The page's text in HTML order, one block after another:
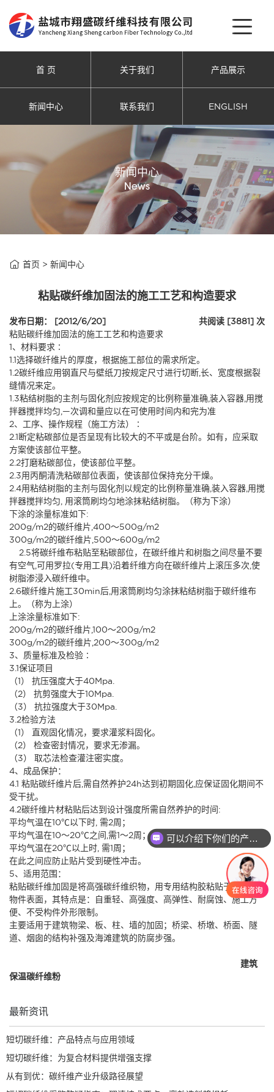
首 页 关于我们 产品展示
新闻中心 联系我们 ENGLISH
新闻中心
News
 首页 > 新闻中心
粘贴碳纤维加固法的施工工艺和构造要求
发布日期： [2012/6/20]
共阅读 [3881] 次
粘贴碳纤维加固法的施工工艺和构造要求
1、材料要求∶
1.1选择碳纤维片的厚度，根据施工部位的需求所定。
1.2碳纤维应用钢直尺与壁纸刀按规定尺寸进行切断,长、宽度根据裂
缝情况来定。
1.3粘结树脂的主剂与固化剂应按规定的比例称量准确,装入容器,用搅
拌器搅拌均匀,—次调和量应以在可使用时间内和完为准
2、工序、操作规程（施工方法）∶
2.1断定粘碳部位是否呈现有比较大的不平或是台阶。如有，应采取
方案使该部位平整。
2.2打磨粘碳部位，使该部位平整。
2.3用丙酮清洗粘碳部位表面，使该部位保持充分干燥。
2.4用粘结树脂的主剂与固化剂以规定的比例称量准确,装入容器,用搅
拌器搅拌均匀, 用滚筒刷均匀地涂抹粘结树脂。（称为下涂）
下涂的涂量标准如下:
200g/m2的碳纤维片,400～500g/m2
300g/m2的碳纤维片,500～600g/m2
2.5将碳纤维布粘贴至粘碳部位，在碳纤维片和树脂之间尽量不要
有空气,可用罗拉(专用工具)沿着纤维方向在碳纤维片上滚压多次,使
树脂渗浸入碳纤维中。
2.6碳纤维片施工30min后,用滚筒刷均匀涂抹粘结树脂于碳纤维布
上。（称为上涂）
上涂涂量标准如下:
200g/m2的碳纤维片,100～200g/m2
300g/m2的碳纤维片,200～300g/m2
3、质量标准及检验∶
3.1保证项目
（1） 抗压强度大于40Mpa.
（2） 抗剪强度大于10Mpa.
（3） 抗拉强度大于30Mpa.
3.2检验方法
（1） 直观固化情况，要求灌浆料固化。
（2） 检查密封情况，要求无渗漏。
（3） 取芯法检查灌注密实度。
4、成品保护：
4.1 粘贴碳纤维片后,需自然养护24h达到初期固化,应保证固化期间不
受干扰。
4.2碳纤维片材粘贴后达到设计强度所需自然养护的时间:
平均气温在10℃以下时, 需2周；
平均气温在10～20℃之间,需1～2周；
平均气温在20℃以上时, 需1周；
在此之间应防止贴片受到硬性冲击。
5、适用范围：
粘贴碳纤维加固是将高强碳纤维织物，用专用结构胶粘贴于被加固
物件表面，其特点是：自重轻、高强度、高弹性、耐腐蚀、施工方
便、不受构件外形限制。
主要适用于建筑物梁、板、柱、墙的加固；桥梁、桥墩、桥面、隧
道、烟囱的结构补强及海滩建筑的防腐步强。
建筑
保温碳纤维粉
最新资讯
短切碳纤维：产品特点与应用领域
短切碳纤维：为复合材料提供增强支撑
从有到优：碳纤维产业升级路径展望